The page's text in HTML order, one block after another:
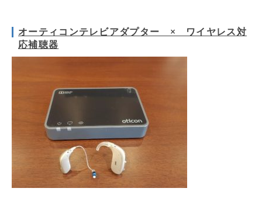
オーティコンテレビアダプター × ワイヤレス対
応補聴器